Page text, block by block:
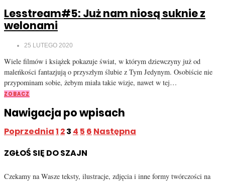
Lesstream#5: Już nam niosą suknie z
welonami
25 LUTEGO 2020
Wiele filmów i książek pokazuje świat, w którym dziewczyny już od
maleńkości fantazjują o przyszłym ślubie z Tym Jedynym. Osobiście nie
przypominam sobie, żebym miała takie wizje, nawet w tej…
ZOBACZ
Nawigacja po wpisach
Poprzednia1 23 4 5 6 Następna
ZGŁOŚ SIĘ DO SZAJN
Czekamy na Wasze teksty, ilustracje, zdjęcia i inne formy twórczości na